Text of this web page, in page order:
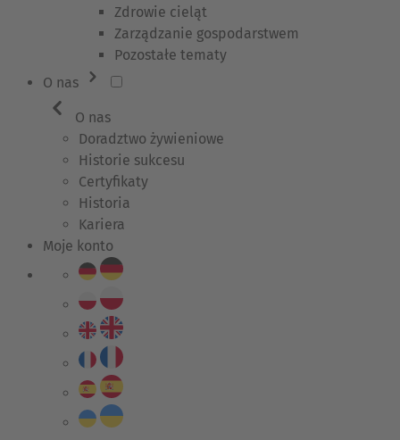
Zdrowie cieląt
Zarządzanie gospodarstwem
Pozostałe tematy
O nas
O nas
Doradztwo żywieniowe
Historie sukcesu
Certyfikaty
Historia
Kariera
Moje konto